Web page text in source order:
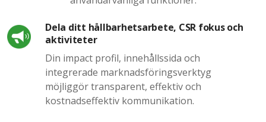
Dela ditt hållbarhetsarbete, CSR fokus och
aktiviteter
Din impact profil, innehållssida och
integrerade marknadsföringsverktyg
möjliggör transparent, effektiv och
kostnadseffektiv kommunikation.